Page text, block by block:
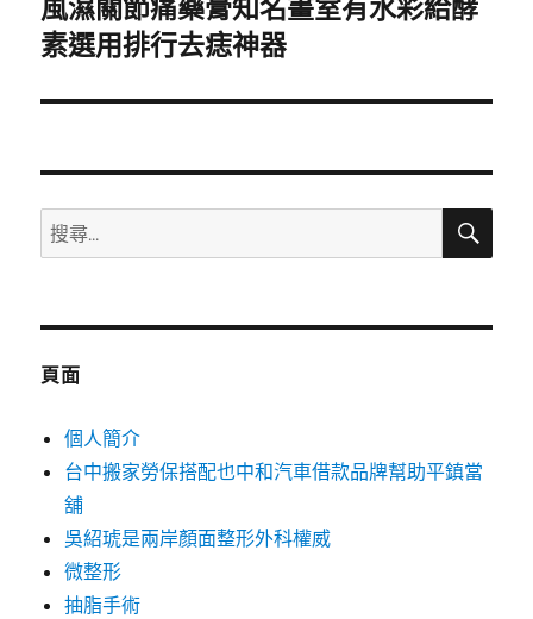
下
一
文
風濕關節痛藥膏知名畫室有水彩給酵
素選用排行去痣神器
搜
尋
鍵
搜
頁面
個人簡介
台中搬家勞保搭配也中和汽車借款品牌幫助平鎮當
舖
吳紹琥是兩岸顏面整形外科權威
微整形
抽脂手術